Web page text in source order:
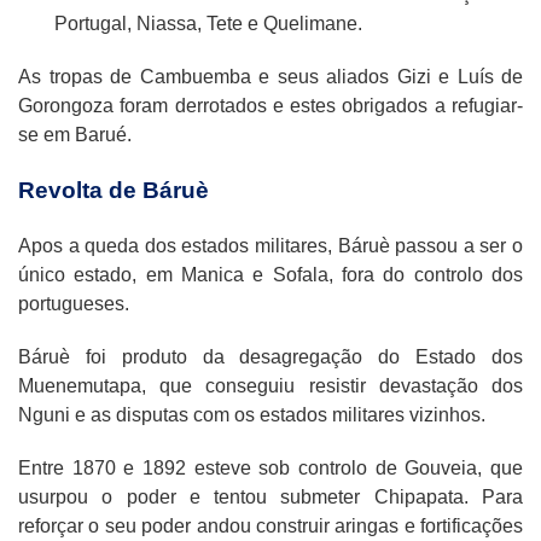
Portugal, Niassa, Tete e Quelimane.
As tropas de Cambuemba e seus aliados Gizi e Luís de
Gorongoza foram derrotados e estes obrigados a refugiar-
se em Barué.
Revolta de Báruè
Apos a queda dos estados militares, Báruè passou a ser o
único estado, em Manica e Sofala, fora do controlo dos
portugueses.
Báruè foi produto da desagregação do Estado dos
Muenemutapa, que conseguiu resistir devastação dos
Nguni e as disputas com os estados militares vizinhos.
Entre 1870 e 1892 esteve sob controlo de Gouveia, que
usurpou o poder e tentou submeter Chipapata. Para
reforçar o seu poder andou construir aringas e fortificações